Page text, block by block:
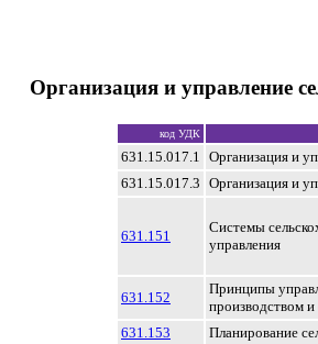
Организация и управление
код УДК
631.15.017.1 Организация и
631.15.017.3 Организация и
631.151
Системы
управления
631.152
Принципы
производством и
631.153
Планирование